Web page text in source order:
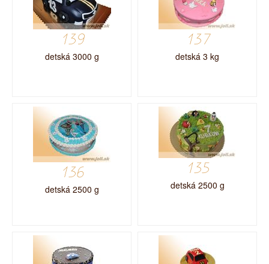
139
detská 3000 g
137
detská 3 kg
136
detská 2500 g
135
detská 2500 g